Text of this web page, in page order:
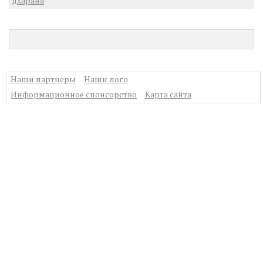
Наши партнеры
Наши лого
Информационное спонсорство
Карта сайта